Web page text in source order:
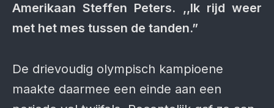
Amerikaan Steffen Peters. ,,Ik rijd weer
met het mes tussen de tanden.”
De drievoudig olympisch kampioene
maakte daarmee een einde aan een